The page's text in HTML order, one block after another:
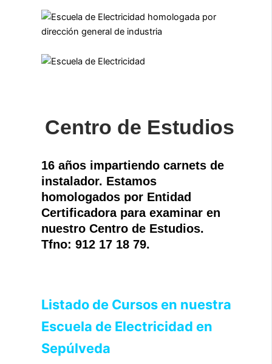
Centro de Estudios
16 años impartiendo carnets de
instalador. Estamos
homologados por Entidad
Certificadora para examinar en
nuestro Centro de Estudios.
Tfno: 912 17 18 79.
Listado de Cursos en nuestra
Escuela de Electricidad en
Sepúlveda